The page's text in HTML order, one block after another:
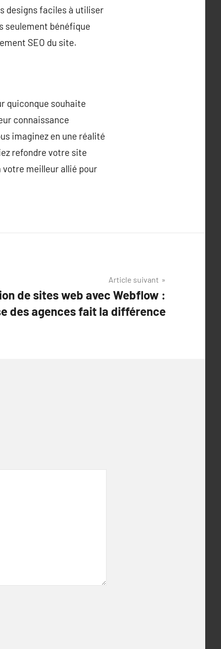
designs faciles à utiliser
seulement bénéfique
SEO du site.
quiconque souhaite
connaissance
imaginez en une réalité
refondre votre site
meilleur allié pour
Article suivant
de sites web avec Webflow :
des agences fait la différence